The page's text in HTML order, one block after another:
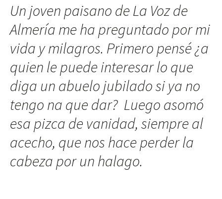
Un joven paisano de La Voz de
Almería me ha preguntado por mi
vida y milagros. Primero pensé ¿a
quien le puede interesar lo que
diga un abuelo jubilado si ya no
tengo na que dar? Luego asomó
esa pizca de vanidad, siempre al
acecho, que nos hace perder la
cabeza por un halago.